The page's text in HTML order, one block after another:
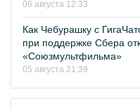
06 августа 12:33
Как Чебурашку с
при поддержке Сбера
«Союзмультфильма»
05 августа 21:39